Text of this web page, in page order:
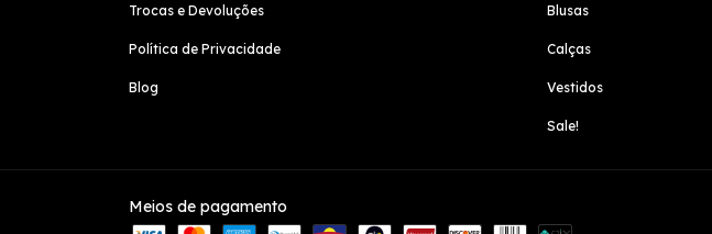
Trocas e Devoluções
Política de Privacidade
Blog
Blusas
Calças
Vestidos
Sale!
Meios de pagamento